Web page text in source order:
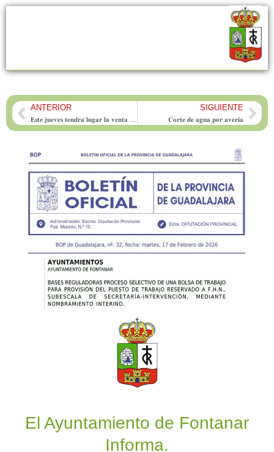
PrevANTERIOR SIGUIENTE
𝐂𝐨𝐫𝐭𝐞 𝐝𝐞 𝐚𝐠𝐮𝐚 𝐩𝐨𝐫 𝐚𝐯𝐞𝐫𝐢́𝐚
El Ayuntamiento de Fontanar
Informa.